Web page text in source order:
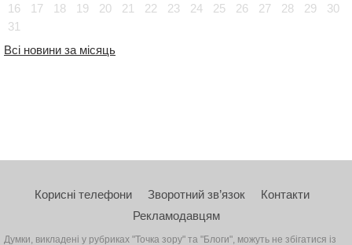
16
17 18 19 20 21 22 23 24 25 26 27 28 29
30
31
Всі новини за місяць
Корисні телефони Зворотний зв’язок
Контакти
Рекламодавцям
Думки, викладені у рубриках "Точка зору" та "Блоги", можуть не збігатися із